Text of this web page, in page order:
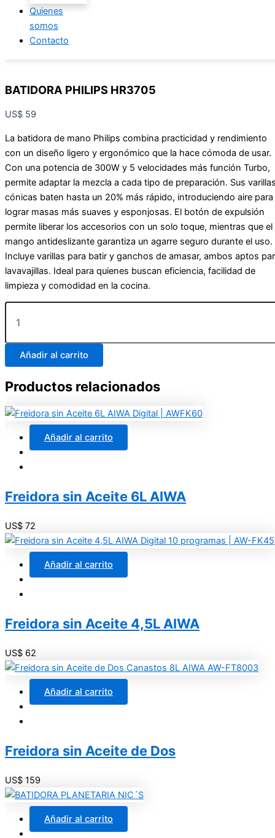
Quienes
somos
Contacto
BATIDORA PHILIPS HR3705
US$ 59
La batidora de mano Philips combina practicidad y rendimiento
con un diseño ligero y ergonómico que la hace cómoda de usar.
Con una potencia de 300W y 5 velocidades más función Turbo,
permite adaptar la mezcla a cada tipo de preparación. Sus
cónicas baten hasta un 20% más rápido, introduciendo aire para
lograr masas más suaves y esponjosas. El botón de expulsión
permite liberar los accesorios con un solo toque, mientras que el
mango antideslizante garantiza un agarre seguro durante el uso.
Incluye varillas para batir y ganchos de amasar, ambos aptos
lavavajillas. Ideal para quienes buscan eficiencia, facilidad de
limpieza y comodidad en la cocina.
Añadir al carrito
Productos relacionados
Añadir al carrito
Freidora sin Aceite 6L AIWA
US$ 72
Añadir al carrito
Freidora sin Aceite 4,5L AIWA
US$ 62
Añadir al carrito
Freidora sin Aceite de Dos
US$ 159
Añadir al carrito